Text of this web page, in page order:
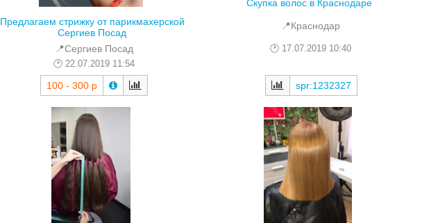
Предлагаем стрижку от парикмахерской
Сергиев Посад
📍Сергиев Посад
22.07.2019 11:54
100 - 300 р
Скупка волос в Краснодаре
📍Краснодар
17.07.2019 10:40
spr:1232327